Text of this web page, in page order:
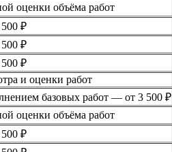
оценки объёма работ
₽
₽
₽
и оценки работ
базовых работ — от 3 500 ₽
оценки объёма работ
₽